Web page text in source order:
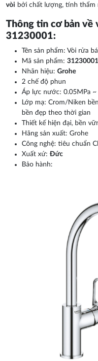
vòi bởi chất lượng, tính thẩm
Thông tin cơ bản
31230001:
Tên sản phẩm: Vòi rửa
Mã sản phẩm: 31230001
Nhãn hiệu: Grohe
2 chế độ phun
Áp lực nước: 0.05MPa ~
Lớp mạ: Crom/Niken
bền đẹp theo thời gian
Thiết kế hiện đại, bền
Hãng sản xuất: Grohe
Công nghệ: tiêu chuẩn
Xuất xứ: Đức
Bảo hành: